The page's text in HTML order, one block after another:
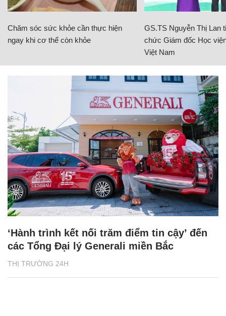
Chăm sóc sức khỏe cần thực hiện
ngay khi cơ thể còn khỏe
GS.TS Nguyễn Thị Lan
chức Giám đốc Học
Việt Nam
THỊ TRƯỜNG 24H
‘Hành trình kết nối trăm điểm tin cậy’ đến
các Tổng Đại lý Generali miền Bắc